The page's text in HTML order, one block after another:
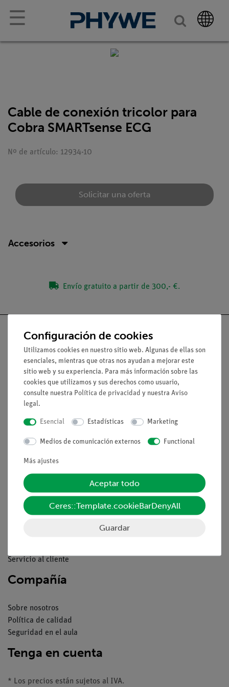
☰
Cable de conexión tricolor para
Cobra SMARTsense ECG
Nº de artículo: 12934-10
Solicitar una oferta
Accesorios
Envío gratuito a partir de 300,- €.
Nach oben
Aviso lega
Contacto
Condiciones comerciales generales
Pie de imprenta
Servicio
Resumen del servicio
Servicio al cliente
Compañía
Sobre nosotros
Política de calidad
Seguridad en el aula
Tenga en cuenta
* Los precios están sujetos al IVA.
Configuración de cookies
Utilizamos cookies en nuestro sitio web. Algunas de ellas son
esenciales, mientras que otras nos ayudan a mejorar este
sitio web y su experiencia. Para más información sobre las
cookies que utilizamos y sus derechos como usuario,
consulte nuestra Política de privacidad y nuestra Aviso
legal.
Esencial Estadísticas Marketing
Medios de comunicación externos Functional
Más ajustes
Aceptar todo
Ceres::Template.cookieBarDenyAll
Guardar